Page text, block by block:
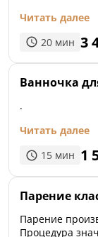
смене
закаливанию
Читать далее
20 мин 3
Ванночка
.
Читать далее
15 мин 1
Парение
Парение
Процедура